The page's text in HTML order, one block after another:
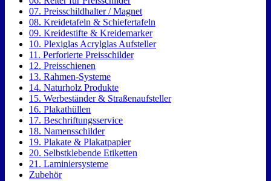
07. Preisschildhalter / Magnet
08. Kreidetafeln & Schiefertafeln
09. Kreidestifte & Kreidemarker
10. Plexiglas Acrylglas Aufsteller
11. Perforierte Preisschilder
12. Preisschienen
13. Rahmen-Systeme
14. Naturholz Produkte
15. Werbeständer & Straßenaufsteller
16. Plakathüllen
17. Beschriftungsservice
18. Namensschilder
19. Plakate & Plakatpapier
20. Selbstklebende Etiketten
21. Laminiersysteme
Zubehör